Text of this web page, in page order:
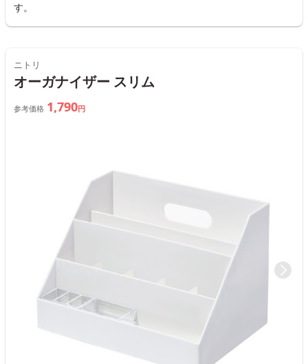
す。
ニトリ
オーガナイザー スリム
参考価格 1,790円